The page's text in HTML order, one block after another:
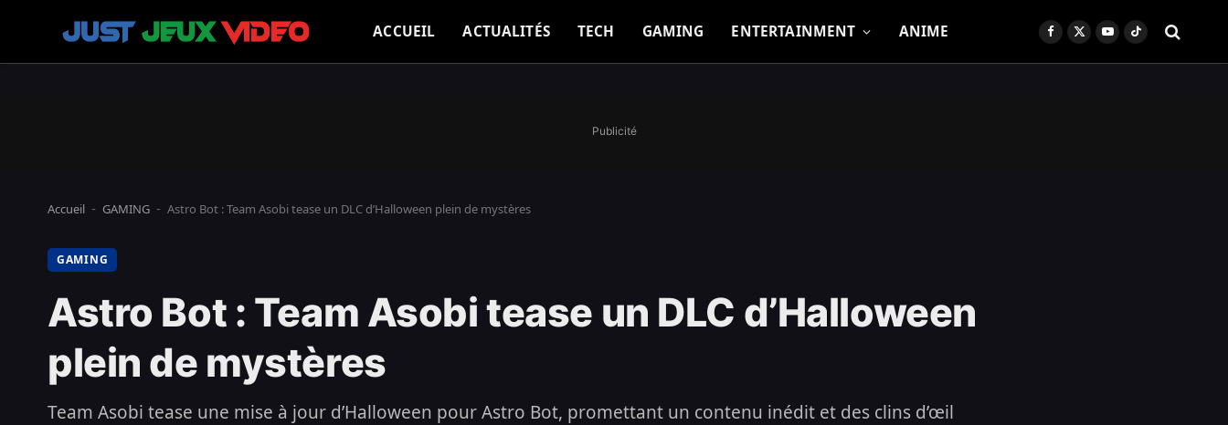
ACCUEIL ACTUALITÉS TECH GAMING ENTERTAINMENT ANIME Facebook
X
YouTubeTikTok
Publicité
Accueil - GAMING - Astro Bot : Team Asobi tease un DLC d’Halloween plein de mystères
GAMING
Astro Bot : Team Asobi tease un DLC d’Halloween
plein de mystères
Team Asobi tease une mise à jour d’Halloween pour Astro Bot, promettant un contenu inédit et des clins d’œil